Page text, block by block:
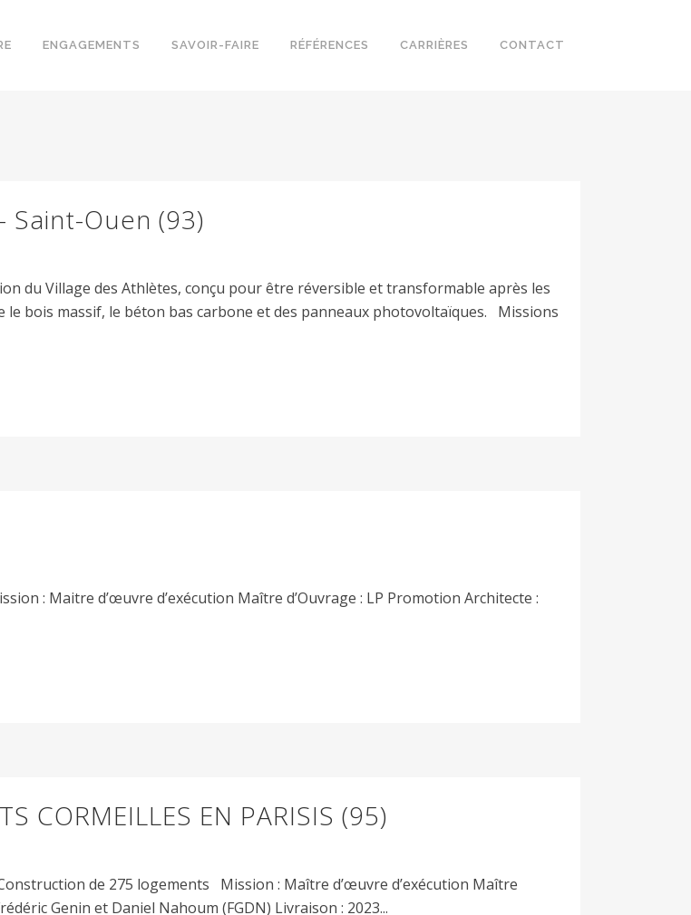
ENGAGEMENTS SAVOIR-FAIRE RÉFÉRENCES CARRIÈRES CONTACT
Saint-Ouen (93)
du Village des Athlètes, conçu pour être réversible et transformable après les
le bois massif, le béton bas carbone et des panneaux photovoltaïques. Missions
: Maitre d’œuvre d’exécution Maître d’Ouvrage : LP Promotion Architecte :
CORMEILLES EN PARISIS (95)
Construction de 275 logements Mission : Maître d’œuvre d’exécution Maître
Genin et Daniel Nahoum (FGDN) Livraison : 2023...